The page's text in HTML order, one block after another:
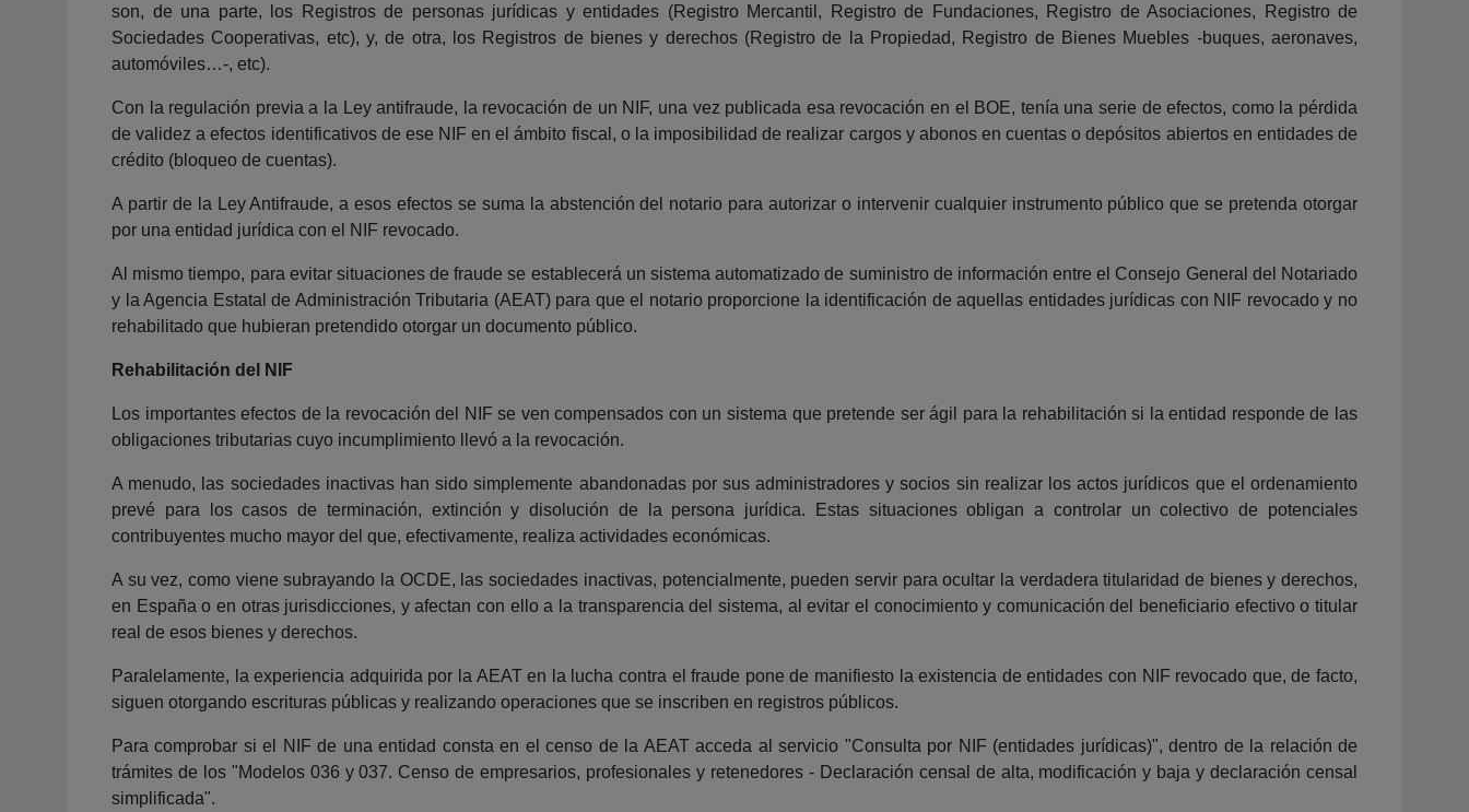
son, de una parte, los Registros de personas jurídicas y entidades (Registro Mercantil, Registro de Fundaciones, Registro de Asociaciones, Registro de
Sociedades Cooperativas, etc), y, de otra, los Registros de bienes y derechos (Registro de la Propiedad, Registro de Bienes Muebles -buques, aeronaves,
automóviles…-, etc).
Con la regulación previa a la Ley antifraude, la revocación de un NIF, una vez publicada esa revocación en el BOE, tenía una serie de efectos, como la pérdida
de validez a efectos identificativos de ese NIF en el ámbito fiscal, o la imposibilidad de realizar cargos y abonos en cuentas o depósitos abiertos en entidades de
crédito (bloqueo de cuentas).
A partir de la Ley Antifraude, a esos efectos se suma la abstención del notario para autorizar o intervenir cualquier instrumento público que se pretenda otorgar
por una entidad jurídica con el NIF revocado.
Al mismo tiempo, para evitar situaciones de fraude se establecerá un sistema automatizado de suministro de información entre el Consejo General del Notariado
y la Agencia Estatal de Administración Tributaria (AEAT) para que el notario proporcione la identificación de aquellas entidades jurídicas con NIF revocado y no
rehabilitado que hubieran pretendido otorgar un documento público.
Rehabilitación del NIF
Los importantes efectos de la revocación del NIF se ven compensados con un sistema que pretende ser ágil para la rehabilitación si la entidad responde de las
obligaciones tributarias cuyo incumplimiento llevó a la revocación.
A menudo, las sociedades inactivas han sido simplemente abandonadas por sus administradores y socios sin realizar los actos jurídicos que el ordenamiento
prevé para los casos de terminación, extinción y disolución de la persona jurídica. Estas situaciones obligan a controlar un colectivo de potenciales
contribuyentes mucho mayor del que, efectivamente, realiza actividades económicas.
A su vez, como viene subrayando la OCDE, las sociedades inactivas, potencialmente, pueden servir para ocultar la verdadera titularidad de bienes y derechos,
en España o en otras jurisdicciones, y afectan con ello a la transparencia del sistema, al evitar el conocimiento y comunicación del beneficiario efectivo o titular
real de esos bienes y derechos.
Paralelamente, la experiencia adquirida por la AEAT en la lucha contra el fraude pone de manifiesto la existencia de entidades con NIF revocado que, de facto,
siguen otorgando escrituras públicas y realizando operaciones que se inscriben en registros públicos.
Para comprobar si el NIF de una entidad consta en el censo de la AEAT acceda al servicio "Consulta por NIF (entidades jurídicas)", dentro de la relación de
trámites de los "Modelos 036 y 037. Censo de empresarios, profesionales y retenedores - Declaración censal de alta, modificación y baja y declaración censal
simplificada".